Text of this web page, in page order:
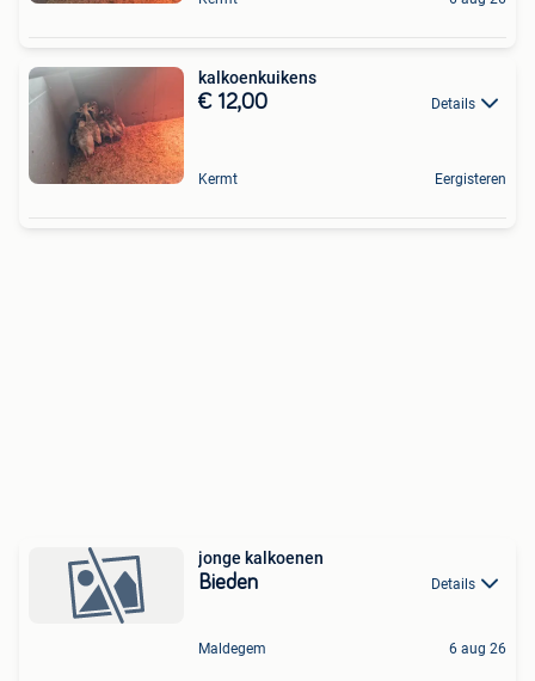
kalkoenkuikens
€ 12,00 Details
Kermt Eergisteren
jonge kalkoenen
Bieden Details
Maldegem 6 aug 26